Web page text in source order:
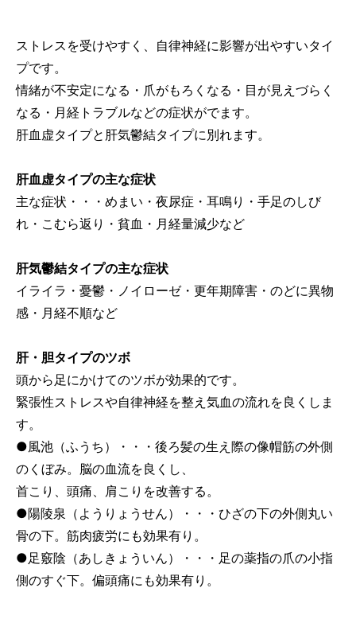
ストレスを受けやすく、自律神経に影響が出やすいタイ
プです。
情緒が不安定になる・爪がもろくなる・目が見えづらく
なる・月経トラブルなどの症状がでます。
肝血虚タイプと肝気鬱結タイプに別れます。
肝血虚タイプの主な症状
主な症状・・・めまい・夜尿症・耳鳴り・手足のしび
れ・こむら返り・貧血・月経量減少など
肝気鬱結タイプの主な症状
イライラ・憂鬱・ノイローゼ・更年期障害・のどに異物
感・月経不順など
肝・胆タイプのツボ
頭から足にかけてのツボが効果的です。
緊張性ストレスや自律神経を整え気血の流れを良くしま
す。
●風池（ふうち）・・・後ろ髪の生え際の像帽筋の外側
のくぼみ。脳の血流を良くし、
首こり、頭痛、肩こりを改善する。
●陽陵泉（ようりょうせん）・・・ひざの下の外側丸い
骨の下。筋肉疲労にも効果有り。
●足竅陰（あしきょういん）・・・足の薬指の爪の小指
側のすぐ下。偏頭痛にも効果有り。